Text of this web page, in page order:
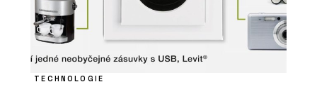
TECHNOLOGIE